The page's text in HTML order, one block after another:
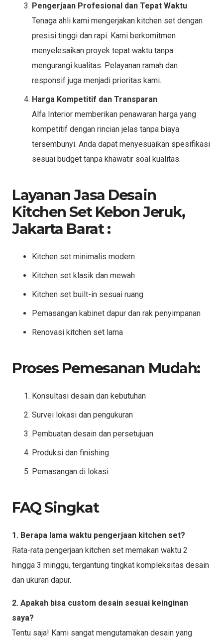
Pengerjaan Profesional dan Tepat Waktu
Tenaga ahli kami mengerjakan kitchen set dengan
presisi tinggi dan rapi. Kami berkomitmen
menyelesaikan proyek tepat waktu tanpa
mengurangi kualitas. Pelayanan ramah dan
responsif juga menjadi prioritas kami.
Harga Kompetitif dan Transparan
Alfa Interior memberikan penawaran harga yang
kompetitif dengan rincian jelas tanpa biaya
tersembunyi. Anda dapat menyesuaikan spesifikasi
sesuai budget tanpa khawatir soal kualitas.
Layanan Jasa Desain
Kitchen Set Kebon Jeruk,
Jakarta Barat :
Kitchen set minimalis modern
Kitchen set klasik dan mewah
Kitchen set built-in sesuai ruang
Pemasangan kabinet dapur dan rak penyimpanan
Renovasi kitchen set lama
Proses Pemesanan Mudah:
Konsultasi desain dan kebutuhan
Survei lokasi dan pengukuran
Pembuatan desain dan persetujuan
Produksi dan finishing
Pemasangan di lokasi
FAQ Singkat
1. Berapa lama waktu pengerjaan kitchen set?
Rata-rata pengerjaan kitchen set memakan waktu 2
hingga 3 minggu, tergantung tingkat kompleksitas desain
dan ukuran dapur.
2. Apakah bisa custom desain sesuai keinginan
saya?
Tentu saja! Kami sangat mengutamakan desain yang